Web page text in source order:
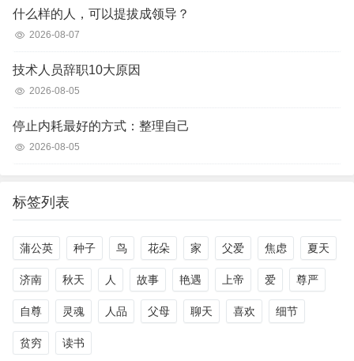
什么样的人，可以提拔成领导？
2026-08-07
技术人员辞职10大原因
2026-08-05
停止内耗最好的方式：整理自己
2026-08-05
标签列表
蒲公英 种子 鸟 花朵 家 父爱 焦虑 夏天
济南 秋天 人 故事 艳遇 上帝 爱 尊严
自尊 灵魂 人品 父母 聊天 喜欢 细节
贫穷 读书